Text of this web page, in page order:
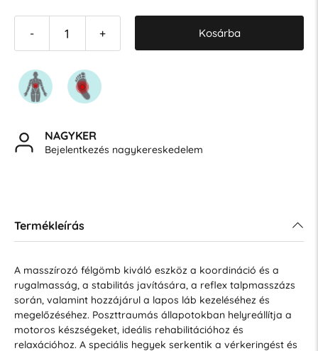
- + Kosárba
NAGYKER
Bejelentkezés nagykereskedelem
Termékleírás
A masszírozó félgömb kiváló eszköz a koordináció és a
rugalmasság, a stabilitás javítására, a reflex talpmasszázs
során, valamint hozzájárul a lapos láb kezeléséhez és
megelőzéséhez. Poszttraumás állapotokban helyreállítja a
motoros készségeket, ideális rehabilitációhoz és
relaxációhoz. A speciális hegyek serkentik a vérkeringést és